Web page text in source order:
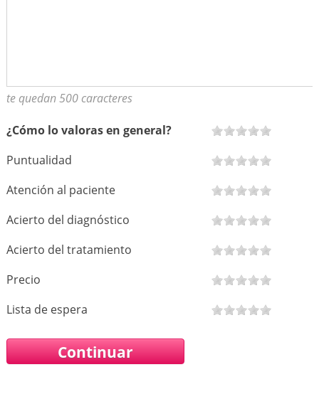
te quedan 500 caracteres
¿Cómo lo valoras en general?
Puntualidad
Atención al paciente
Acierto del diagnóstico
Acierto del tratamiento
Precio
Lista de espera